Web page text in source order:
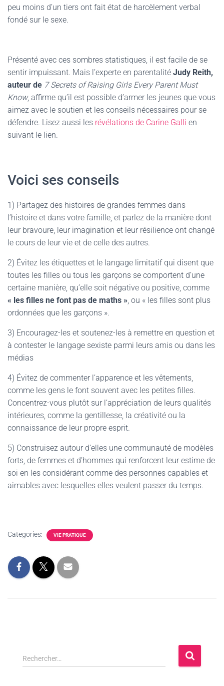
peu moins d’un tiers ont fait état de harcèlement verbal
fondé sur le sexe.
Présenté avec ces sombres statistiques, il est facile de se
sentir impuissant. Mais l’experte en parentalité Judy Reith,
auteur de 7 Secrets of Raising Girls Every Parent Must
Know, affirme qu’il est possible d’armer les jeunes que vous
aimez avec le soutien et les conseils nécessaires pour se
défendre. Lisez aussi les révélations de Carine Galli en
suivant le lien.
Voici ses conseils
1) Partagez des histoires de grandes femmes dans
l’histoire et dans votre famille, et parlez de la manière dont
leur bravoure, leur imagination et leur résilience ont changé
le cours de leur vie et de celle des autres.
2) Évitez les étiquettes et le langage limitatif qui disent que
toutes les filles ou tous les garçons se comportent d’une
certaine manière, qu’elle soit négative ou positive, comme
« les filles ne font pas de maths », ou « les filles sont plus
ordonnées que les garçons ».
3) Encouragez-les et soutenez-les à remettre en question et
à contester le langage sexiste parmi leurs amis ou dans les
médias
4) Évitez de commenter l’apparence et les vêtements,
comme les gens le font souvent avec les petites filles.
Concentrez-vous plutôt sur l’appréciation de leurs qualités
intérieures, comme la gentillesse, la créativité ou la
connaissance de leur propre esprit.
5) Construisez autour d’elles une communauté de modèles
forts, de femmes et d’hommes qui renforcent leur estime de
soi en les considérant comme des personnes capables et
aimables avec lesquelles elles veulent passer du temps.
Categories: VIE PRATIQUE
Rechercher…